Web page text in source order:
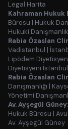
Legal Harita
Kahraman Hukuk
Bürosu | Hukuk
Hukuki Danışmanlık
Rabia Özaslan
Vadistanbul |
Lipödem
Diyetisyeni İstanbul
Rabia Özaslan
Danışmanlığı |
Yönetimi
Av. Ayşegül Güney:
Hukuk Bürosu |
Av. Ayşegül Güney